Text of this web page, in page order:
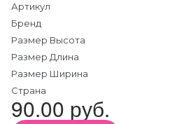
Артикул
Бренд
Размер Высота
Размер Длина
Размер Ширина
Страна
90.00 руб.